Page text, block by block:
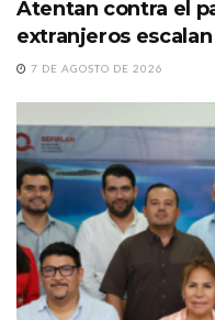
Atentan contra el
extranjeros
7 DE AGOSTO DE 2026